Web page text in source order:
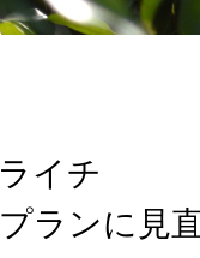
イチ
ランに見